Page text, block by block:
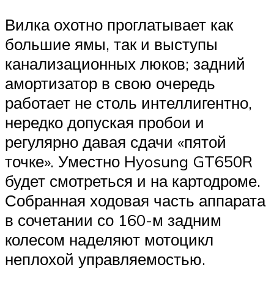
Вилка охотно проглатывает как
большие ямы, так и выступы
канализационных люков; задний
амортизатор в свою очередь
работает не столь интеллигентно,
нередко допуская пробои и
регулярно давая сдачи «пятой
точке». Уместно Hyosung GT650R
будет смотреться и на картодроме.
Собранная ходовая часть аппарата
в сочетании со 160-м задним
колесом наделяют мотоцикл
неплохой управляемостью.